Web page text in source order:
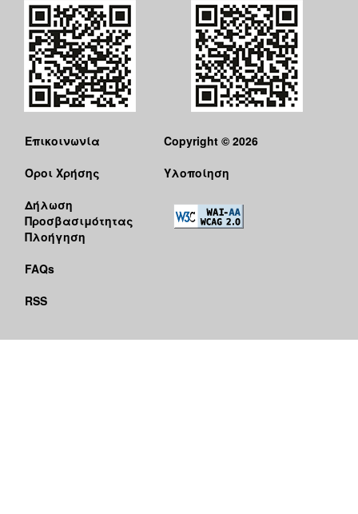
Επικοινωνία
Όροι Χρήσης
Δήλωση
Προσβασιμότητας
Πλοήγηση
FAQs
RSS
Copyright © 2026
Υλοποίηση